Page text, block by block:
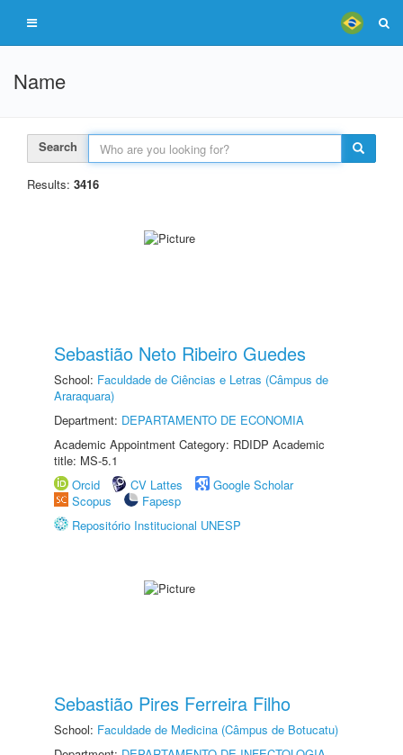
Name
Search
Results: 3416
Sebastião Neto Ribeiro Guedes
School: Faculdade de Ciências e Letras (Câmpus de
Araraquara)
Department: DEPARTAMENTO DE ECONOMIA
Academic Appointment Category: RDIDP Academic
title: MS-5.1
Orcid
CV Lattes
Google Scholar
Scopus
Fapesp
Repositório Institucional UNESP
Sebastião Pires Ferreira Filho
School: Faculdade de Medicina (Câmpus de Botucatu)